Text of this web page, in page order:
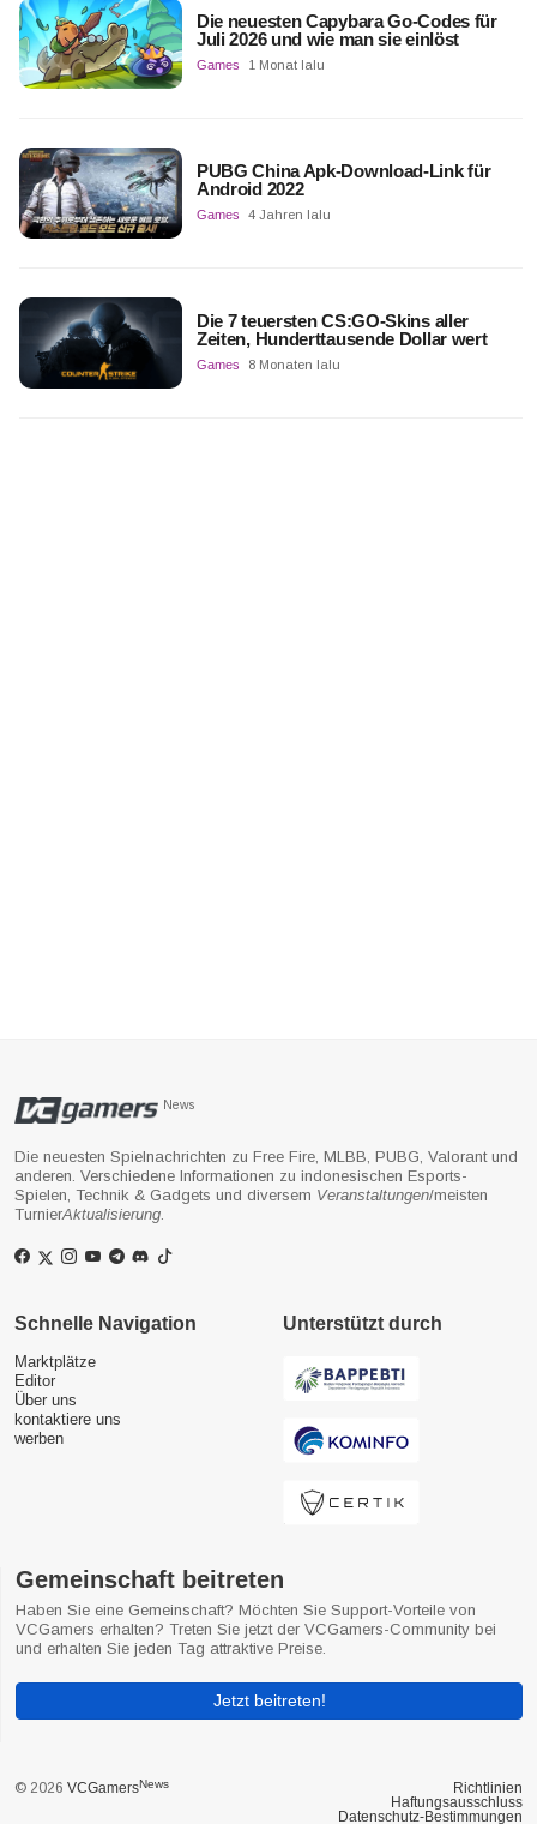
Die neuesten Capybara Go-Codes für
Juli 2026 und wie man sie einlöst
Games 1 Monat lalu
PUBG China Apk-Download-Link für
Android 2022
Games 4 Jahren lalu
Die 7 teuersten CS:GO-Skins aller
Zeiten, Hunderttausende Dollar wert
Games 8 Monaten lalu
News
Die neuesten Spielnachrichten zu Free Fire, MLBB, PUBG, Valorant und
anderen. Verschiedene Informationen zu indonesischen Esports-
Spielen, Technik & Gadgets und diversem Veranstaltungen/meisten
TurnierAktualisierung
Schnelle Navigation
Marktplätze
Editor
Über uns
kontaktiere uns
werben
Unterstützt durch
Gemeinschaft beitreten
Haben Sie eine Gemeinschaft? Möchten Sie Support-Vorteile von
VCGamers erhalten? Treten Sie jetzt der VCGamers-Community bei
und erhalten Sie jeden Tag attraktive Preise.
Jetzt beitreten!
© 2026 VCGamersNews
Richtlinien
Haftungsausschluss
Datenschutz-Bestimmungen